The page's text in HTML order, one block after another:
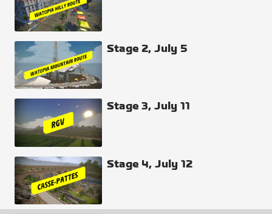
Stage 2, July 5
Stage 3, July 11
Stage 4, July 12